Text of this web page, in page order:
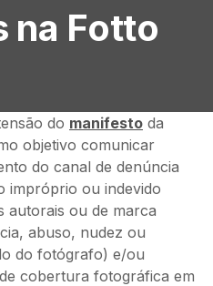
na Fotto
do manifesto da
objetivo comunicar
do canal de denúncia
impróprio ou indevido
autorais ou de marca
abuso, nudez ou
do fotógrafo) e/ou
cobertura fotográfica em